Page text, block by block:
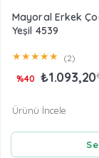
Mayoral Erkek
Yeşil 4539
★★★★★ (2)
₺1.093,20
%40
Ürünü İncele